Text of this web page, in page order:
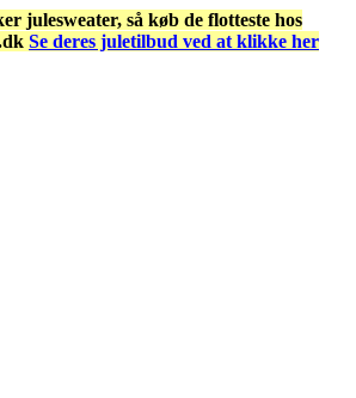
julesweater, så køb de flotteste hos
Se deres juletilbud ved at klikke her